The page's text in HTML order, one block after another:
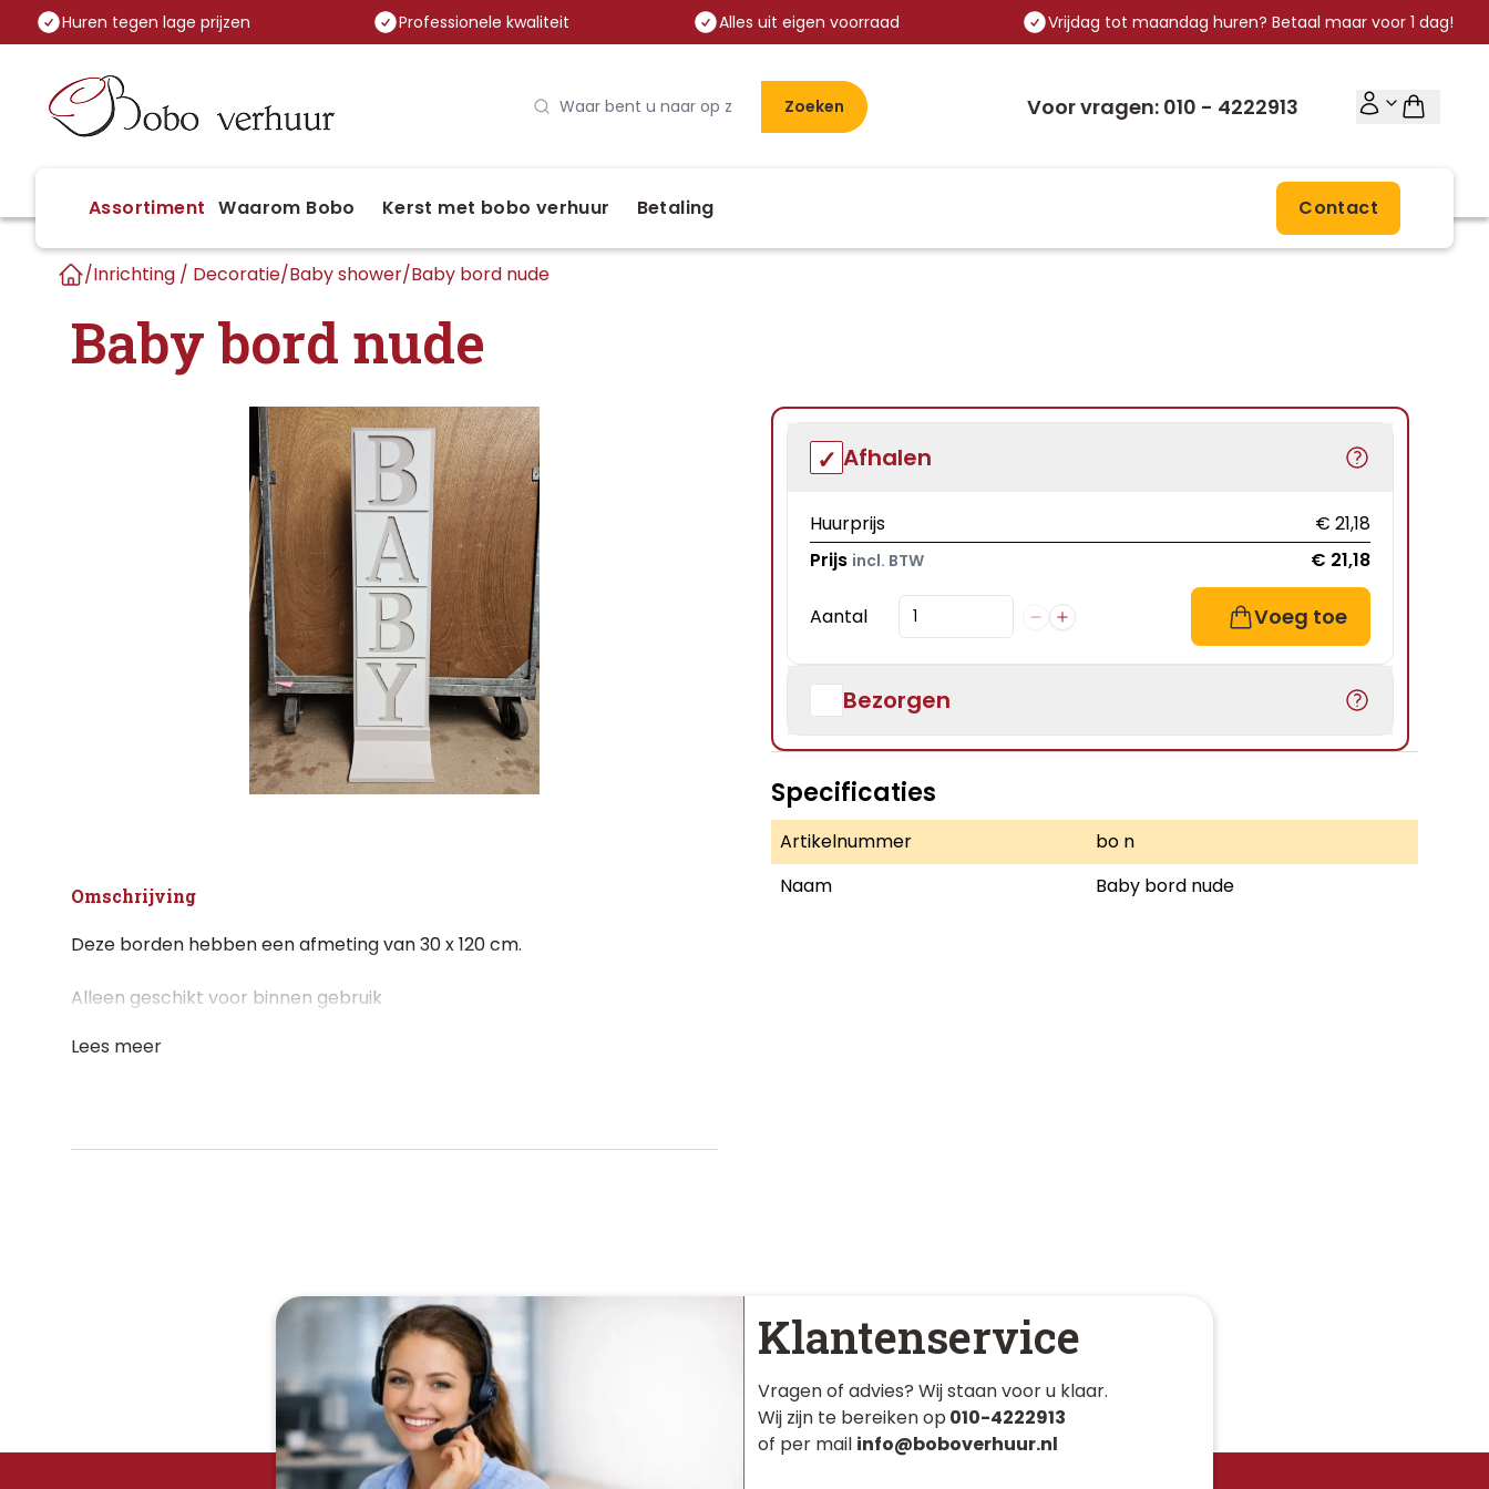
Huren tegen lage prijzen Professionele kwaliteit Alles uit eigen voorraad Vrijdag tot maandag huren? Betaal maar voor 1 dag!
Zoeken Voor vragen: 010 - 4222913
Assortiment Waarom Bobo Kerst met bobo verhuur Betaling Contact
/Inrichting / Decoratie/Baby shower/Baby bord nude
Baby bord nude
Omschrijving
Deze borden hebben een afmeting van 30 x 120 cm.
Alleen geschikt voor binnen gebruik
Lees meer
Afhalen
Huurprijs
€ 21,18
Prijs incl. BTW € 21,18
Aantal Voeg toe
Bezorgen
Specificaties
Artikelnummer
bo n
Naam
Baby bord nude
Klantenservice
Vragen of advies? Wij staan voor u klaar.
Wij zijn te bereiken op 010-4222913
of per mail info@boboverhuur.nl